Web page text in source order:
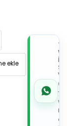
ekle
İLE
de